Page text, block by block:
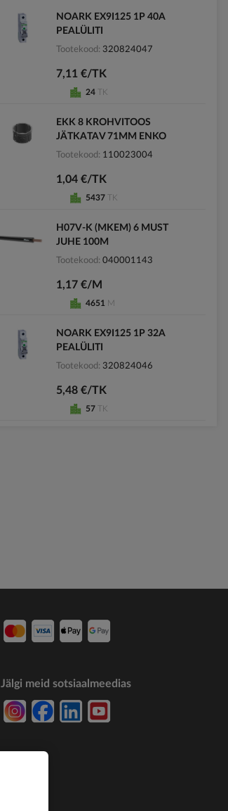
NOARK EX9I125 1P 40A
PEALÜLITI
Tootekood 320824047
7,11 €/TK
24 TK
EKK 8 KROHVITOOS
JÄTKATAV 71MM ENKO
Tootekood 110023004
1,04 €/TK
5437 TK
H07V-K (MKEM) 6 MUST
JUHE 100M
Tootekood 040001143
1,17 €/M
4651 M
NOARK EX9I125 1P 32A
PEALÜLITI
Tootekood 320824046
5,48 €/TK
57 TK
Jälgi meid sotsiaalmeedias